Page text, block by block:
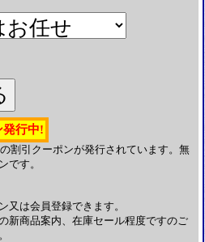
発行中!
割引クーポンが発行されています。無
です。
又は会員登録できます。
新商品案内、在庫セール程度ですのご